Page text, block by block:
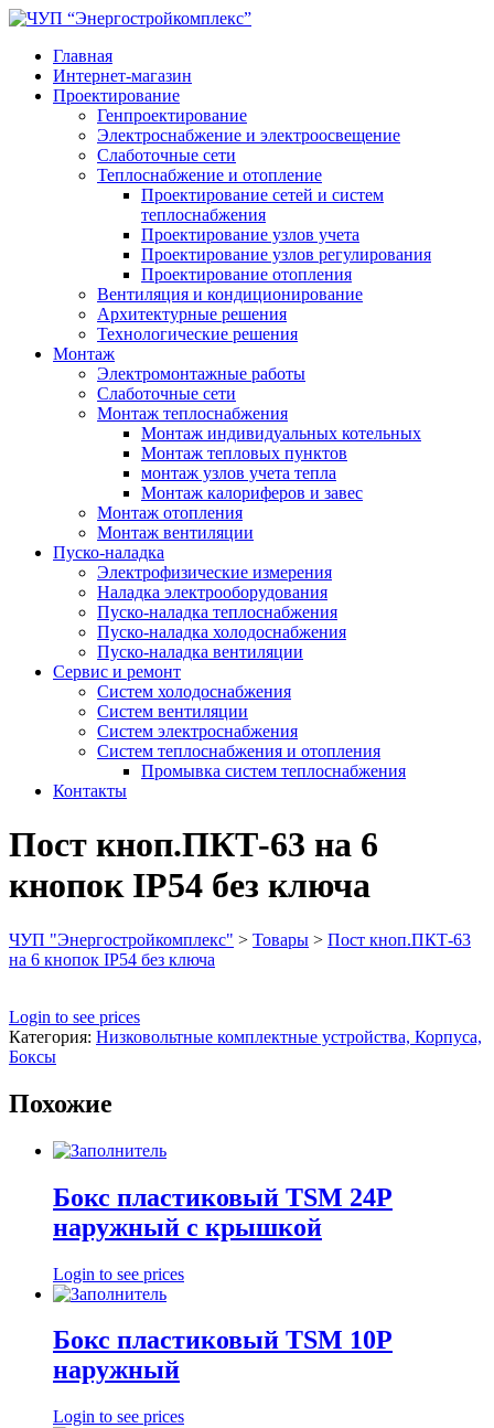
Главная
Интернет-магазин
Проектирование
Генпроектирование
Электроснабжение и электроосвещение
Слаботочные сети
Теплоснабжение и отопление
Проектирование сетей и систем
теплоснабжения
Проектирование узлов учета
Проектирование узлов регулирования
Проектирование отопления
Вентиляция и кондиционирование
Архитектурные решения
Технологические решения
Монтаж
Электромонтажные работы
Слаботочные сети
Монтаж теплоснабжения
Монтаж индивидуальных котельных
Монтаж тепловых пунктов
монтаж узлов учета тепла
Монтаж калориферов и завес
Монтаж отопления
Монтаж вентиляции
Пуско-наладка
Электрофизические измерения
Наладка электрооборудования
Пуско-наладка теплоснабжения
Пуско-наладка холодоснабжения
Пуско-наладка вентиляции
Сервис и ремонт
Систем холодоснабжения
Систем вентиляции
Систем электроснабжения
Систем теплоснабжения и отопления
Промывка систем теплоснабжения
Контакты
Пост кноп.ПКТ-63 на 6
кнопок IP54 без ключа
ЧУП "Энергостройкомплекс" > Товары > Пост кноп.ПКТ-63
на 6 кнопок IP54 без ключа
Login to see prices
Категория: Низковольтные комплектные устройства, Корпуса,
Боксы
Похожие
Бокс пластиковый TSM 24Р
наружный с крышкой
Login to see prices
Бокс пластиковый TSM 10P
наружный
Login to see prices